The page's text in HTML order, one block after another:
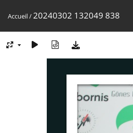
Accueil/20240302 132049 838